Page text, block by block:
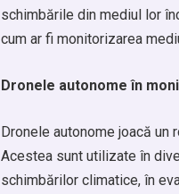
schimbările din mediul lor
cum ar fi monitorizarea
Dronele autonome în
Dronele autonome joacă un
Acestea sunt utilizate în
schimbărilor climatice, în